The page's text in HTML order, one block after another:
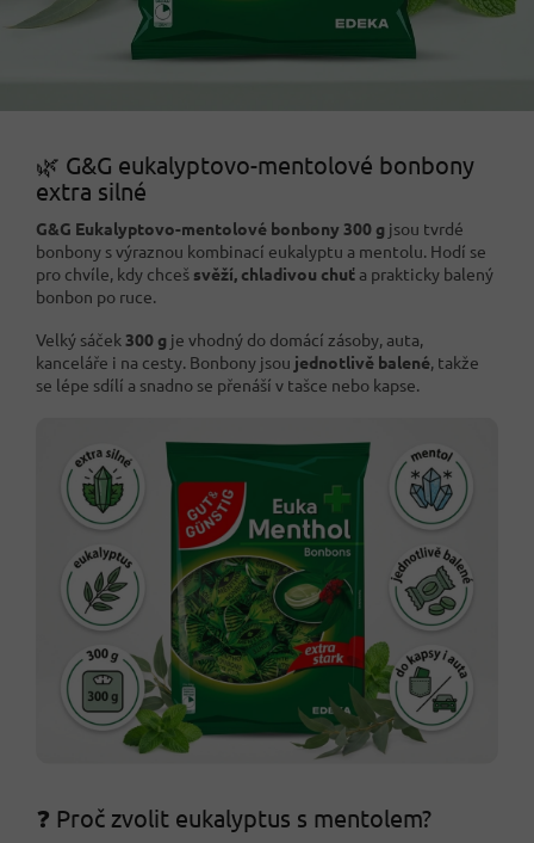
🌿 G&G eukalyptovo-mentolové bonbony
extra silné
G&G Eukalyptovo-mentolové bonbony 300 g jsou tvrdé
bonbony s výraznou kombinací eukalyptu a mentolu. Hodí se
pro chvíle, kdy chceš svěží, chladivou chuť a prakticky balený
bonbon po ruce.
Velký sáček300 g je vhodný do domácí zásoby, auta,
kanceláře i na cesty. Bonbony jsou jednotlivě balené, takže
se lépe sdílí a snadno se přenáší v tašce nebo kapse.
❓ Proč zvolit eukalyptus s mentolem?